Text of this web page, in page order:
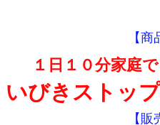
【商
１日１０分家庭
いびきストッ
【販